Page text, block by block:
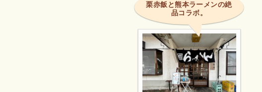
栗赤飯と熊本ラーメンの絶
品コラボ。